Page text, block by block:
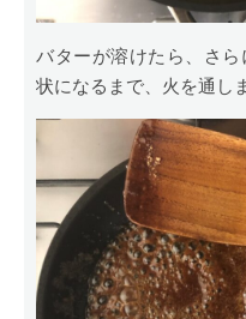
バターが溶けたら、さ
状になるまで、火を通し